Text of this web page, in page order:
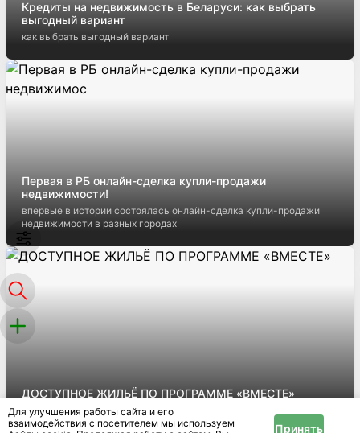
Кредиты на недвижимость в Беларуси: как выбрать
выгодный вариант
как выбрать выгодный вариант
Первая в РБ онлайн-сделка купли-продажи
недвижимости!
впервые в истории состоялась онлайн-сделка купли-продажи
недвижимости в разных городах
ДОСТУПНОЕ ЖИЛЬЁ ПО ПРОГРАММЕ «ВМЕСТЕ»
Квартиры в рассрочку без справок о доходах и поручителей
Для улучшения работы сайта и его
взаимодействия с посетителем мы используем
Принять